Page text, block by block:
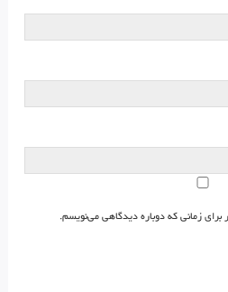
برای زمانی که دوباره دیدگاهی می‌نویسم.